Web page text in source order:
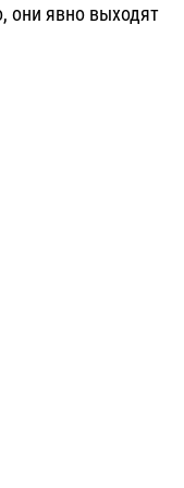
они явно выходят